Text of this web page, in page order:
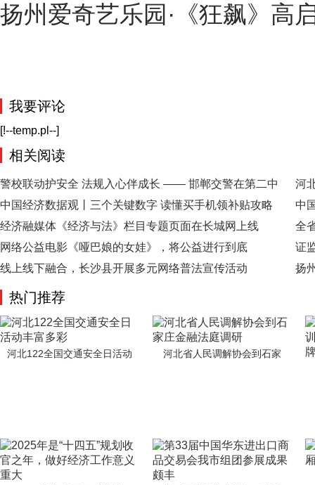
扬州爱奇艺乐园·《狂飙》高
我要评论
[!--temp.pl--]
相关阅读
警校联动护安全 法规入心伴成长 —— 邯郸交警在第二中
河
中国经济数据观丨三个关键数字 读懂买手机领补贴攻略
中
经济融媒体《经济与法》栏目专题页面在长城网上线
全
网络公益电影《哑巴娘的女娃》，将公益进行到底
证
线上线下融合，长沙县开展多元网络普法宣传活动
扬
热门推荐
河北122全国交通安全日活动 河北省人民调解协会到石家